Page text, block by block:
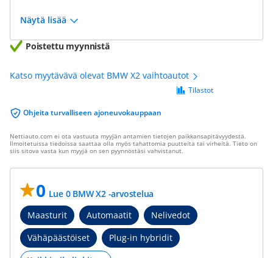
Näytä lisää
Poistettu myynnistä
Katso myytävävä olevat BMW X2 vaihtoautot
Ohjeita turvalliseen ajoneuvokauppaan
Tilastot
Nettiauto.com ei ota vastuuta myyjän antamien tietojen paikkansapitävyydestä.
Ilmoitetuissa tiedoissa saattaa olla myös tahattomia puutteita tai virheitä. Tieto on
siis sitova vasta kun myyjä on sen pyynnöstäsi vahvistanut.
0 Lue 0 BMW X2 -arvostelua
Maasturit
Automaatit
Nelivedot
Vähäpäästöiset
Plug-in hybridit